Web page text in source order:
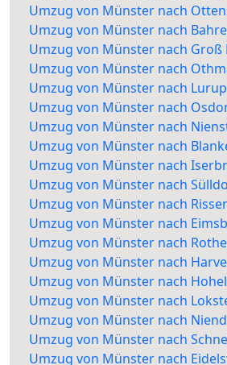
Umzug von Münster nach
Umzug von Münster nach
Umzug von Münster nach Groß
Umzug von Münster nach
Umzug von Münster nach Lurup
Umzug von Münster nach
Umzug von Münster nach
Umzug von Münster nach
Umzug von Münster nach
Umzug von Münster nach
Umzug von Münster nach
Umzug von Münster nach
Umzug von Münster nach
Umzug von Münster nach
Umzug von Münster nach
Umzug von Münster nach
Umzug von Münster nach
Umzug von Münster nach
Umzug von Münster nach